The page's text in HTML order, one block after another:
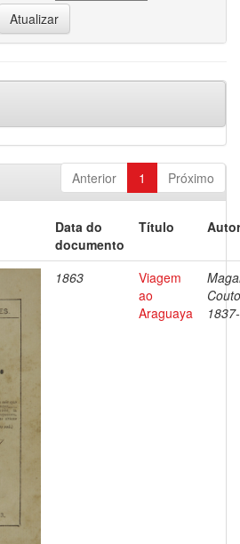
Anterior 1 Próximo
Data do
documento
Título
1863
Viagem
ao
Araguaya